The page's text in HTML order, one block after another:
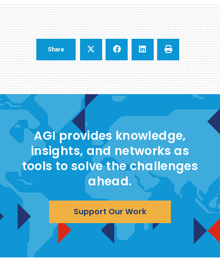
Share
AGI provides knowledge,
insights, and networks as
tools to solve the challenges
ahead.
Support Our Work